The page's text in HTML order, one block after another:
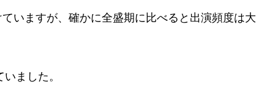
いますが、確かに全盛期に比べると出演頻度は大
ました。